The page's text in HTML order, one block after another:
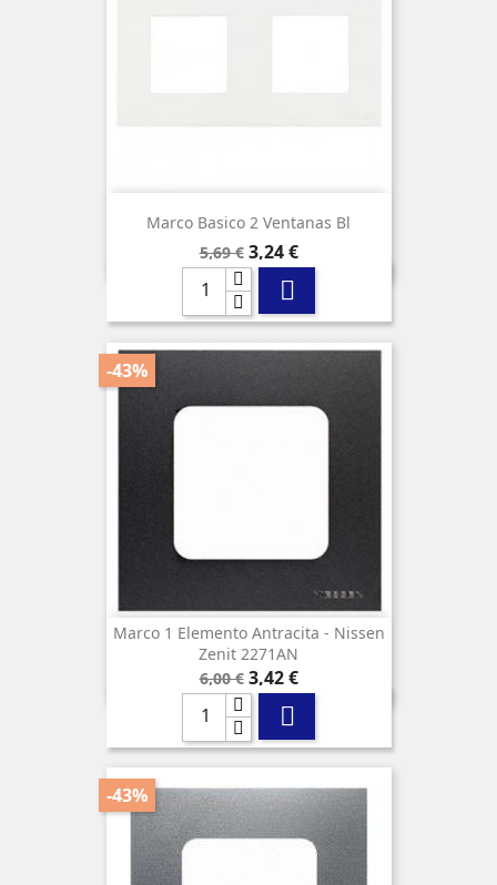
Marco Basico 2 Ventanas Bl
Precio
base
5,69 € Precio
3,24 €

Marco 1 Elemento Antracita - Nissen
Zenit 2271AN
Precio
base
6,00 €
-43%
Precio
3,42 €

-43%